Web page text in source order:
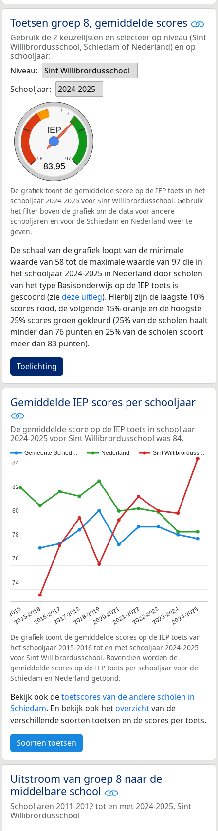
Toetsen groep 8, gemiddelde scores
Gebruik de 2 keuzelijsten en selecteer op niveau (Sint
Willibrordusschool, Schiedam of Nederland) en op
schooljaar:
Niveau:
Sint Willibrordusschool
Schooljaar:
2024-2025
IEP
58 97
83,95
De grafiek toont de gemiddelde score op de IEP toets in het
schooljaar 2024-2025 voor Sint Willibrordusschool. Gebruik
het filter boven de grafiek om de data voor andere
schooljaren en voor de Schiedam en Nederland weer te
geven.
De schaal van de grafiek loopt van de minimale
waarde van 58 tot de maximale waarde van 97 die in
het schooljaar 2024-2025 in Nederland door scholen
van het type Basisonderwijs op de IEP toets is
gescoord (ziedeze uitleg). Hierbij zijn de laagste 10%
scores rood, de volgende 15% oranje en de hoogste
25% scores groen gekleurd (25% van de scholen haalt
minder dan 76 punten en 25% van de scholen scoort
meer dan 83 punten).
Toelichting
Gemiddelde IEP scores per schooljaar
De gemiddelde score op de IEP toets in schooljaar
2024-2025 voor Sint Willibrordusschool was 84.
Gemeente Schied… Nederland Sint Willibrorduss…
2015
2015-20162016-20172017-20182018-20192020-20212021-20222022-20232023-20242024-2025
74
74
76
76
78
78
80
80
82
82
84
84
De grafiek toont de gemiddelde scores op de IEP toets van
het schooljaar 2015-2016 tot en met schooljaar 2024-2025
voor Sint Willibrordusschool. Bovendien worden de
gemiddelde scores op de IEP toets per schooljaar voor de
Schiedam en Nederland getoond.
Bekijk ook detoetscores van de andere scholen in
Schiedam. En bekijk ook hetoverzichtvan de
verschillende soorten toetsen en de scores per toets.
Soorten toetsen
Uitstroom van groep 8 naar de
middelbare school
Schooljaren 2011-2012 tot en met 2024-2025, Sint
Willibrordusschool